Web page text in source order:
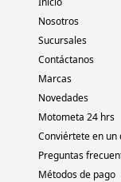
Nosotros
Sucursales
Contáctanos
Marcas
Novedades
Motometa 24 hrs
Conviértete en
Preguntas
Métodos de pago